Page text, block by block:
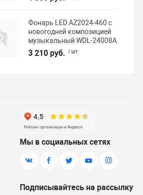
Фонарь LED AZ2024-460 с
новогодней композицией
музыкальный WDL-24008A
3 210 руб. / шт.
Мы в социальных сетях
Подписывайтесь на рассылку